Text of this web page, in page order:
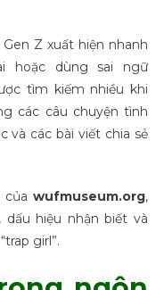
Z xuất hiện nhanh
hoặc dùng sai ngữ
tìm kiếm nhiều khi
các câu chuyện tình
và các bài viết chia sẻ
củawufmuseum.org,
hiệu nhận biết và
girl”.